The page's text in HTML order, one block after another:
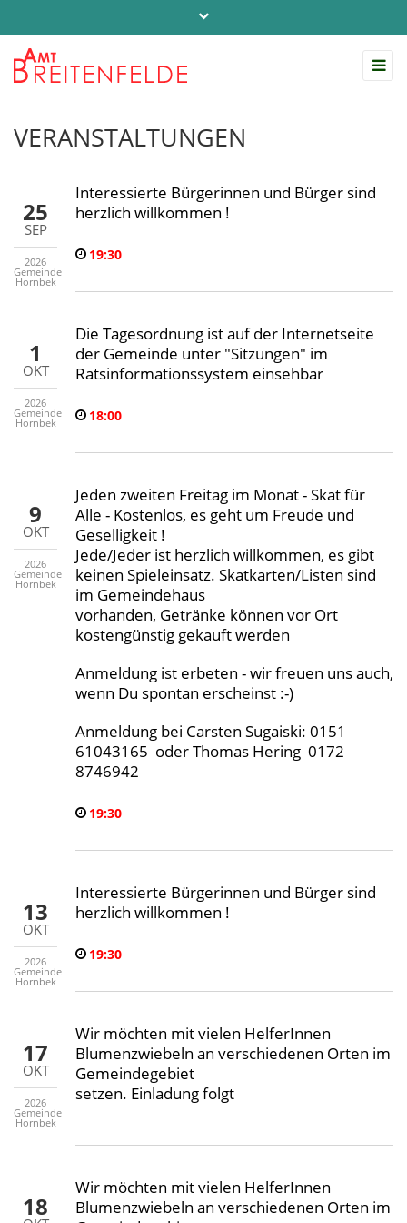
info@amt-breitenfelde.de
Startseite Amt Breitenfelde
VERANSTALTUNGEN
25
SEP
2026
Gemeinde
Hornbek
Interessierte Bürgerinnen und Bürger sind
herzlich willkommen !
19:30
1
OKT
2026
Gemeinde
Hornbek
Die Tagesordnung ist auf der Internetseite
der Gemeinde unter "Sitzungen" im
Ratsinformationssystem einsehbar
18:00
9
OKT
2026
Gemeinde
Hornbek
Jeden zweiten Freitag im Monat - Skat für
Alle - Kostenlos, es geht um Freude und
Geselligkeit !
Jede/Jeder ist herzlich willkommen, es gibt
keinen Spieleinsatz. Skatkarten/Listen sind
im Gemeindehaus
vorhanden, Getränke können vor Ort
kostengünstig gekauft werden
Anmeldung ist erbeten - wir freuen uns auch,
wenn Du spontan erscheinst :-)
Anmeldung bei Carsten Sugaiski: 0151
61043165 oder Thomas Hering 0172
8746942
19:30
13
OKT
2026
Gemeinde
Hornbek
Interessierte Bürgerinnen und Bürger sind
herzlich willkommen !
19:30
17
OKT
2026
Gemeinde
Hornbek
Wir möchten mit vielen HelferInnen
Blumenzwiebeln an verschiedenen Orten im
Gemeindegebiet
setzen. Einladung folgt
18
Wir möchten mit vielen HelferInnen
Blumenzwiebeln an verschiedenen Orten im